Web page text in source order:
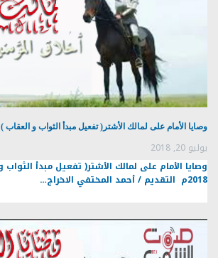
وصايا الأمام على لمالك الأشتر( تفعيل مبدأ الثواب و العقاب ) 20-7-2018م
يوليو 20, 2018
2018م التقديم / أحمد المختفي الاخراج…